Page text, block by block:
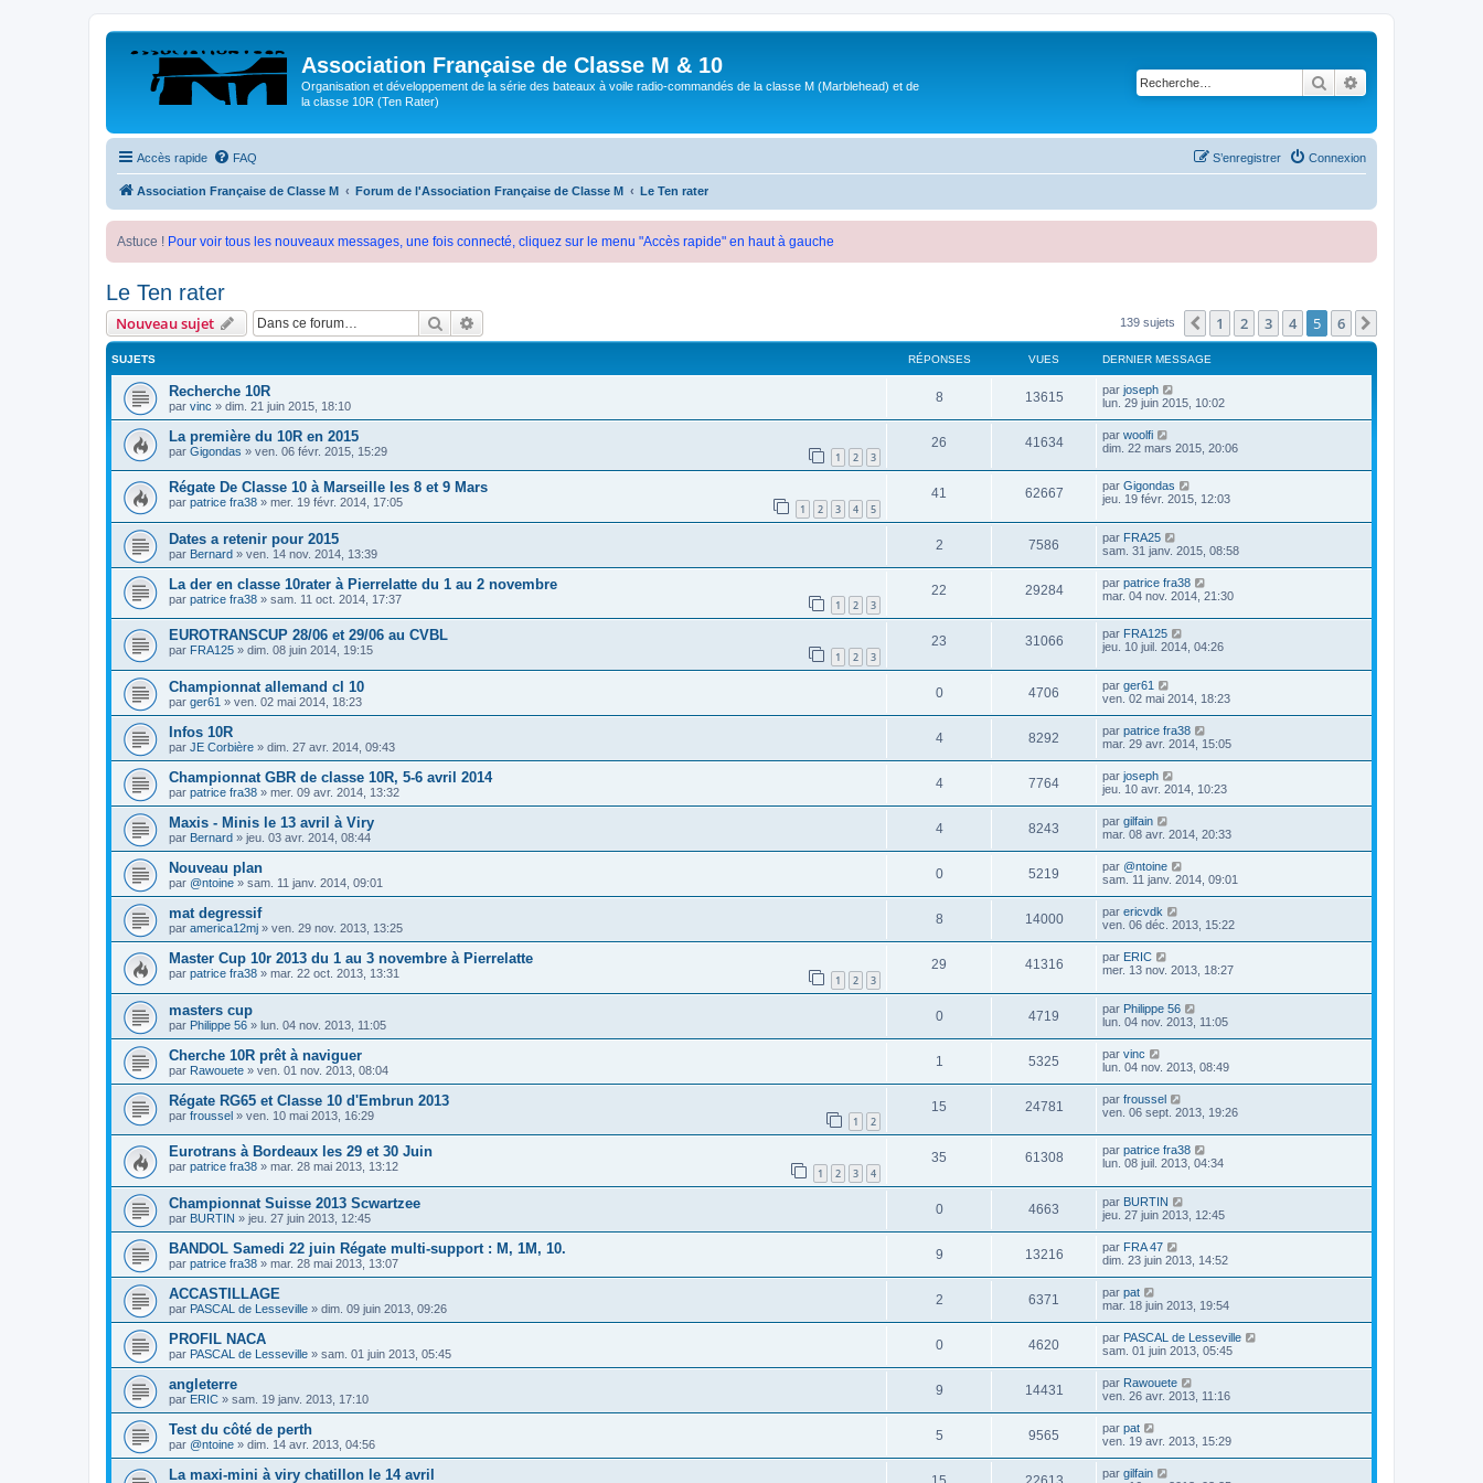
Association Française de Classe M & 10
Organisation et développement de la série des bateaux à voile radio-commandés de la classe M (Marblehead) et de
la classe 10R (Ten Rater)
Rechercher
Accès rapide FAQ Connexion
S’enregistrer
Association Française de Classe M Forum de l'Association Française de Classe M Le Ten rater
Astuce ! Pour voir tous les nouveaux messages, une fois connecté, cliquez sur le menu "Accès rapide" en haut à gauche
Le Ten rater
Nouveau sujet Rechercher 139 sujets Précédente
1 2 3 4 5 6
SUJETS RÉPONSES VUES DERNIER MESSAGE
Recherche 10R
par vinc » dim. 21 juin 2015, 18:10
8 13615 par joseph
lun. 29 juin 2015, 10:02
La première du 10R en 2015
par Gigondas » ven. 06 févr. 2015, 15:29 1 2 3
26 41634 par woolfi
dim. 22 mars 2015, 20:06
Régate De Classe 10 à Marseille les 8 et 9 Mars
par patrice fra38 » mer. 19 févr. 2014, 17:05 1 2 3 4 5
41 62667 par Gigondas
jeu. 19 févr. 2015, 12:03
Dates a retenir pour 2015
par Bernard » ven. 14 nov. 2014, 13:39
2 7586 par FRA25
sam. 31 janv. 2015, 08:58
La der en classe 10rater à Pierrelatte du 1 au 2 novembre
par patrice fra38 » sam. 11 oct. 2014, 17:37 1 2 3
22 29284 par patrice fra38
mar. 04 nov. 2014, 21:30
EUROTRANSCUP 28/06 et 29/06 au CVBL
par FRA125 » dim. 08 juin 2014, 19:15 1 2 3
23 31066 par FRA125
jeu. 10 juil. 2014, 04:26
Championnat allemand cl 10
par ger61 » ven. 02 mai 2014, 18:23
0 4706 par ger61
ven. 02 mai 2014, 18:23
Infos 10R
par JE Corbière » dim. 27 avr. 2014, 09:43
4 8292 par patrice fra38
mar. 29 avr. 2014, 15:05
Championnat GBR de classe 10R, 5-6 avril 2014
par patrice fra38 » mer. 09 avr. 2014, 13:32
4 7764 par joseph
jeu. 10 avr. 2014, 10:23
Maxis - Minis le 13 avril à Viry
par Bernard » jeu. 03 avr. 2014, 08:44
4 8243 par gilfain
mar. 08 avr. 2014, 20:33
Nouveau plan
par @ntoine » sam. 11 janv. 2014, 09:01
0 5219 par @ntoine
sam. 11 janv. 2014, 09:01
mat degressif
par america12mj » ven. 29 nov. 2013, 13:25
8 14000 par ericvdk
ven. 06 déc. 2013, 15:22
Master Cup 10r 2013 du 1 au 3 novembre à Pierrelatte
par patrice fra38 » mar. 22 oct. 2013, 13:31 1 2 3
29 41316 par ERIC
mer. 13 nov. 2013, 18:27
masters cup
par Philippe 56 » lun. 04 nov. 2013, 11:05
0 4719 par Philippe 56
lun. 04 nov. 2013, 11:05
Cherche 10R prêt à naviguer
par Rawouete » ven. 01 nov. 2013, 08:04
1 5325 par vinc
lun. 04 nov. 2013, 08:49
Régate RG65 et Classe 10 d'Embrun 2013
par froussel » ven. 10 mai 2013, 16:29 1 2
15 24781 par froussel
ven. 06 sept. 2013, 19:26
Eurotrans à Bordeaux les 29 et 30 Juin
par patrice fra38 » mar. 28 mai 2013, 13:12 1 2 3 4
35 61308 par patrice fra38
lun. 08 juil. 2013, 04:34
Championnat Suisse 2013 Scwartzee
par BURTIN » jeu. 27 juin 2013, 12:45
0 4663 par BURTIN
jeu. 27 juin 2013, 12:45
BANDOL Samedi 22 juin Régate multi-support : M, 1M, 10.
par patrice fra38 » mar. 28 mai 2013, 13:07
9 13216 par FRA 47
dim. 23 juin 2013, 14:52
ACCASTILLAGE
par PASCAL de Lesseville » dim. 09 juin 2013, 09:26
2 6371 par pat
mar. 18 juin 2013, 19:54
PROFIL NACA
par PASCAL de Lesseville » sam. 01 juin 2013, 05:45
0 4620 par PASCAL de Lesseville
sam. 01 juin 2013, 05:45
angleterre
par ERIC » sam. 19 janv. 2013, 17:10
9 14431 par Rawouete
ven. 26 avr. 2013, 11:16
Test du côté de perth
par @ntoine » dim. 14 avr. 2013, 04:56
5 9565 par pat
ven. 19 avr. 2013, 15:29
La maxi-mini à viry chatillon le 14 avril par gilfain